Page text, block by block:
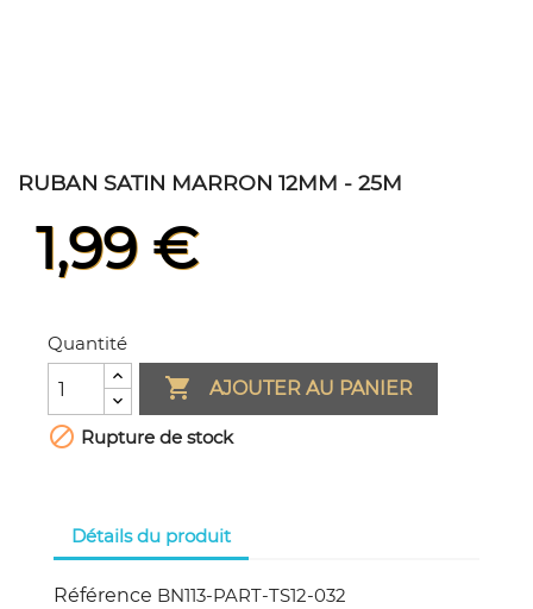
RUBAN SATIN MARRON 12MM - 25M
1,99 €
Quantité
 AJOUTER AU PANIER
 Rupture de stock
Détails du produit
Référence BN113-PART-TS12-032